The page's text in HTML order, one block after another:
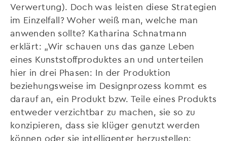
Verwertung). Doch was leisten diese Strategien
im Einzelfall? Woher weiß man, welche man
anwenden sollte? Katharina Schnatmann
erklärt: „Wir schauen uns das ganze Leben
eines Kunststoffproduktes an und unterteilen
hier in drei Phasen: In der Produktion
beziehungsweise im Designprozess kommt es
darauf an, ein Produkt bzw. Teile eines Produkts
entweder verzichtbar zu machen, sie so zu
konzipieren, dass sie klüger genutzt werden
können oder sie intelligenter herzustellen: